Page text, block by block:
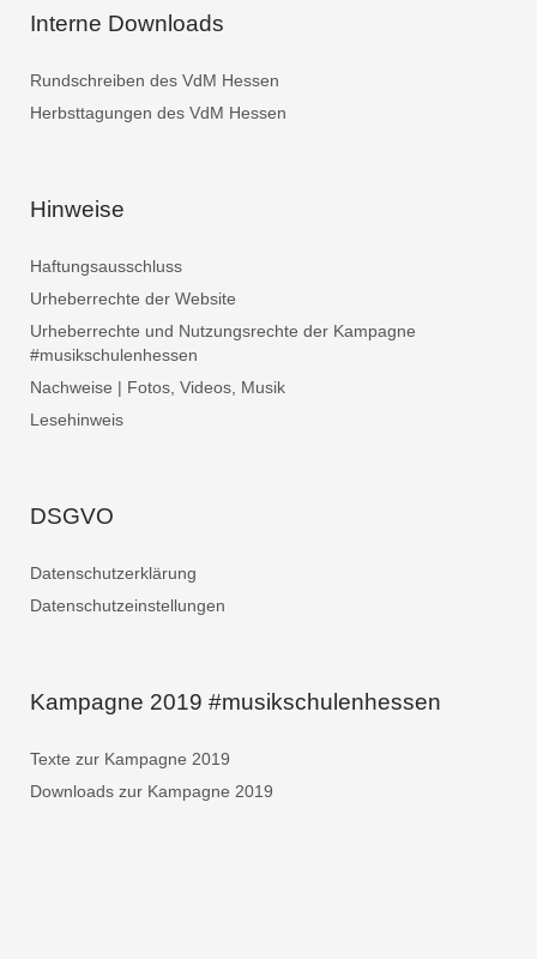
Interne Downloads
Rundschreiben des VdM Hessen
Herbsttagungen des VdM Hessen
Hinweise
Haftungsausschluss
Urheberrechte der Website
Urheberrechte und Nutzungsrechte der Kampagne
#musikschulenhessen
Nachweise | Fotos, Videos, Musik
Lesehinweis
DSGVO
Datenschutzerklärung
Datenschutzeinstellungen
Kampagne 2019 #musikschulenhessen
Texte zur Kampagne 2019
Downloads zur Kampagne 2019